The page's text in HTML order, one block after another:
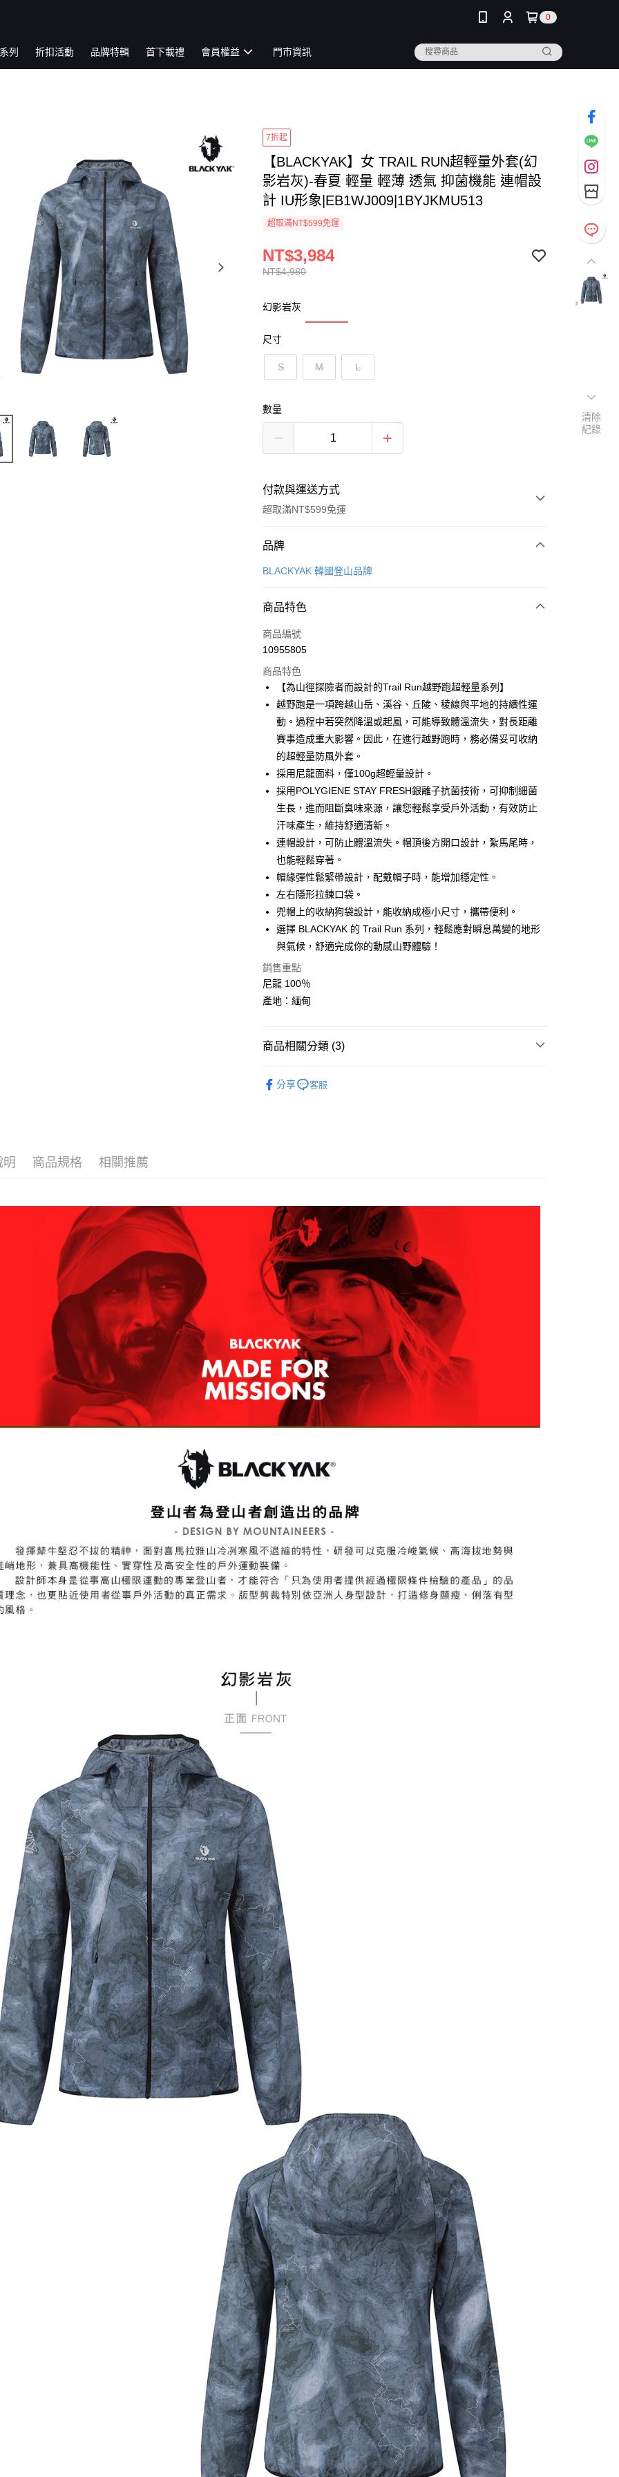
0
列 折扣活動 品牌特輯 首下載禮 會員權益 門市資訊
7折起
【BLACKYAK】女 TRAIL RUN超輕量外套(幻
影岩灰)-春夏 輕量 輕薄 透氣 抑菌機能 連帽設
計 IU形象|EB1WJ009|1BYJKMU513
超取滿NT$599免運
NT$4,980
NT$3,984
幻影岩灰
尺寸
S M L
數量
付款與運送方式
超取滿NT$599免運
付款方式
信用卡一次付款
Apple Pay
街口支付
悠遊付
Google Pay
全盈+PAY
AFTEE先享後付
相關說明
【關於「AFTEE先享後付」】
便利好安心！
１．簡單：不需註冊會員、不需綁卡、不需儲值。
２．便利：只要手機號碼，簡訊認證，即可結帳。
３．安心：先確認商品／服務後，再付款。
【「AFTEE先享後付」結帳流程】
付」結帳頁面，進行簡訊認證並確認金額後，即可完成結帳。
２．訂單成立數日內，您將收到繳費通知簡訊。
３．收到繳費通知簡訊後14天內，點擊此簡訊中的連結，可透過四大超商
／ATM／網路銀行／等多元方式進行付款，方視為交易完成。
※ 請注意：結帳手續完成當下不需立刻繳費，但若您需要取消訂單，請聯
絡購買商品的店家。未經商家同意取消之訂單仍視為有效，需透過AFTEE
先享後付繳納相關費用。
※ 交易是否成功請以「AFTEE先享後付 」之結帳頁面顯示為準，若有關於
【注意事項】
交易，需依本服務之必要範圍內提供個人資料，並將交易相關給付款項請
求債權轉讓予恩沛科技股份有限公司。
形，恩沛科技股份有限公司將有權停止該用戶之使用額度並採取法律行
動。
ATM付款
運送方式
全家取貨付款
付款後全家取貨
每筆NT$60，滿NT$599(含以上)免運費
萊爾富取貨付款
每筆NT$60，滿NT$799(含以上)免運費
品牌
BLACKYAK 韓國登山品牌
商品特色
商品編號
10955805
商品特色
【為山徑探險者而設計的Trail Run越野跑超輕量系列】
越野跑是一項跨越山岳、溪谷、丘陵、稜線與平地的持續性運
動。過程中若突然降溫或起風，可能導致體溫流失，對長距離
賽事造成重大影響。因此，在進行越野跑時，務必備妥可收納
的超輕量防風外套。
採用尼龍面料，僅100g超輕量設計。
採用POLYGIENE STAY FRESH銀離子抗菌技術，可抑制細菌
生長，進而阻斷臭味來源，讓您輕鬆享受戶外活動，有效防止
汗味產生，維持舒適清新。
連帽設計，可防止體溫流失。帽頂後方開口設計，紮馬尾時，
也能輕鬆穿著。
帽緣彈性鬆緊帶設計，配戴帽子時，能增加穩定性。
左右隱形拉鍊口袋。
兜帽上的收納狗袋設計，能收納成極小尺寸，攜帶便利。
選擇 BLACKYAK 的 Trail Run 系列，輕鬆應對瞬息萬變的地形
與氣候，舒適完成你的動感山野體驗！
銷售重點
尼龍 100％
產地：緬甸
商品相關分類 (3)
分享 客服
明 商品規格 相關推薦
清除
紀錄